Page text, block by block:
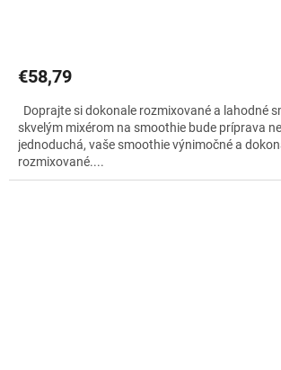
€58,79
Doprajte si dokonale rozmixované a lahodné
skvelým mixérom na smoothie bude príprava
jednoduchá, vaše smoothie výnimočné a
rozmixované....